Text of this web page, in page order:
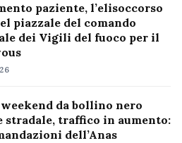
paziente, l’elisoccorso
piazzale del comando
dei Vigili del fuoco per il
weekend da bollino nero
stradale, traffico in aumento:
dell’Anas